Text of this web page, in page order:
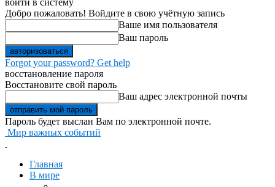
войти в систему
Добро пожаловать! Войдите в свою учётную запись
Ваше имя пользователя
Ваш пароль
Forgot your password? Get help
восстановление пароля
Восстановите свой пароль
Ваш адрес электронной почты
Пароль будет выслан Вам по электронной почте.
Мир важных событий
Главная
В мире